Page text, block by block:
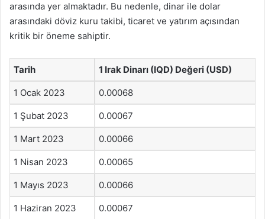
arasında yer almaktadır. Bu nedenle, dinar ile dolar
arasındaki döviz kuru takibi, ticaret ve yatırım açısından
kritik bir öneme sahiptir.
Tarih 1 Irak Dinarı (IQD) Değeri (USD)
1 Ocak 2023 0.00068
1 Şubat 2023 0.00067
1 Mart 2023 0.00066
1 Nisan 2023 0.00065
1 Mayıs 2023 0.00066
1 Haziran 2023 0.00067